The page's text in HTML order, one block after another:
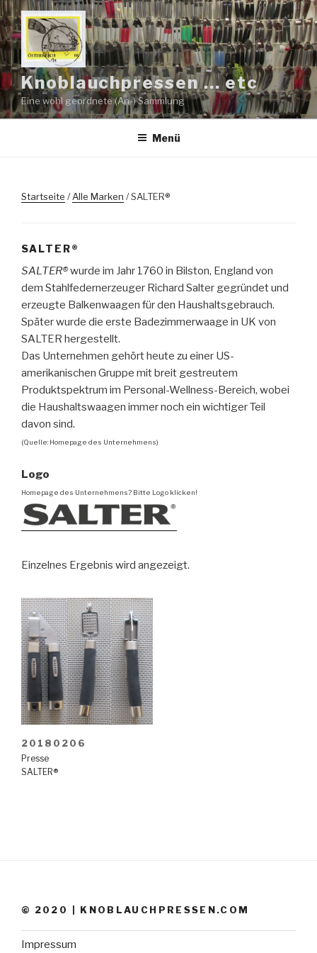
Zum
Inhalt
springen
Knoblauchpressen … etc
Eine wohl geordnete (An-) Sammlung
Menü
Startseite /Alle Marken / SALTER®
SALTER®
SALTER®wurde im Jahr 1760 in Bilston, England von
dem Stahlfedernerzeuger Richard Salter gegründet und
erzeugte Balkenwaagen für den Haushaltsgebrauch.
Später wurde die erste Badezimmerwaage in UK von
SALTER hergestellt.
Das Unternehmen gehört heute zu einer US-
amerikanischen Gruppe mit breit gestreutem
Produktspektrum im Personal-Wellness-Bereich, wobei
die Haushaltswaagen immer noch ein wichtiger Teil
davon sind.
(Quelle: Homepage des Unternehmens)
Logo
Homepage des Unternehmens? Bitte Logo klicken!
Einzelnes Ergebnis wird angezeigt.
20180206
Presse
SALTER®
© 2020 | KNOBLAUCHPRESSEN.COM
Impressum